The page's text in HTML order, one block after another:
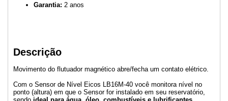
Garantia: 2 anos
Descrição
Movimento do flutuador magnético abre/fecha um contato elétrico.
Com o Sensor de Nível Eicos LB16M-40 você monitora nível no
ponto (altura) em que o Sensor for instalado em seu reservatório,